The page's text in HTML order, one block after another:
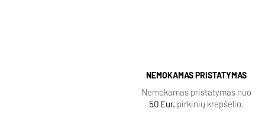
NEMOKAMAS PRISTATYMAS
Nemokamas pristatymas nuo
50 Eur. pirkinių krepšelio.